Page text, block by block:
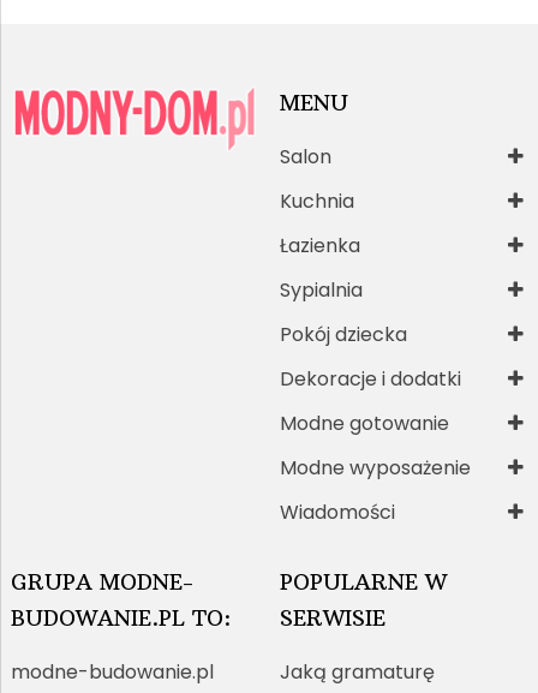
MENU
Salon
Kuchnia
Łazienka
Sypialnia
Pokój dziecka
Dekoracje i dodatki
Modne gotowanie
Modne wyposażenie
Wiadomości
GRUPA MODNE-
BUDOWANIE.PL TO:
modne-budowanie.pl
POPULARNE W
SERWISIE
Jaką gramaturę